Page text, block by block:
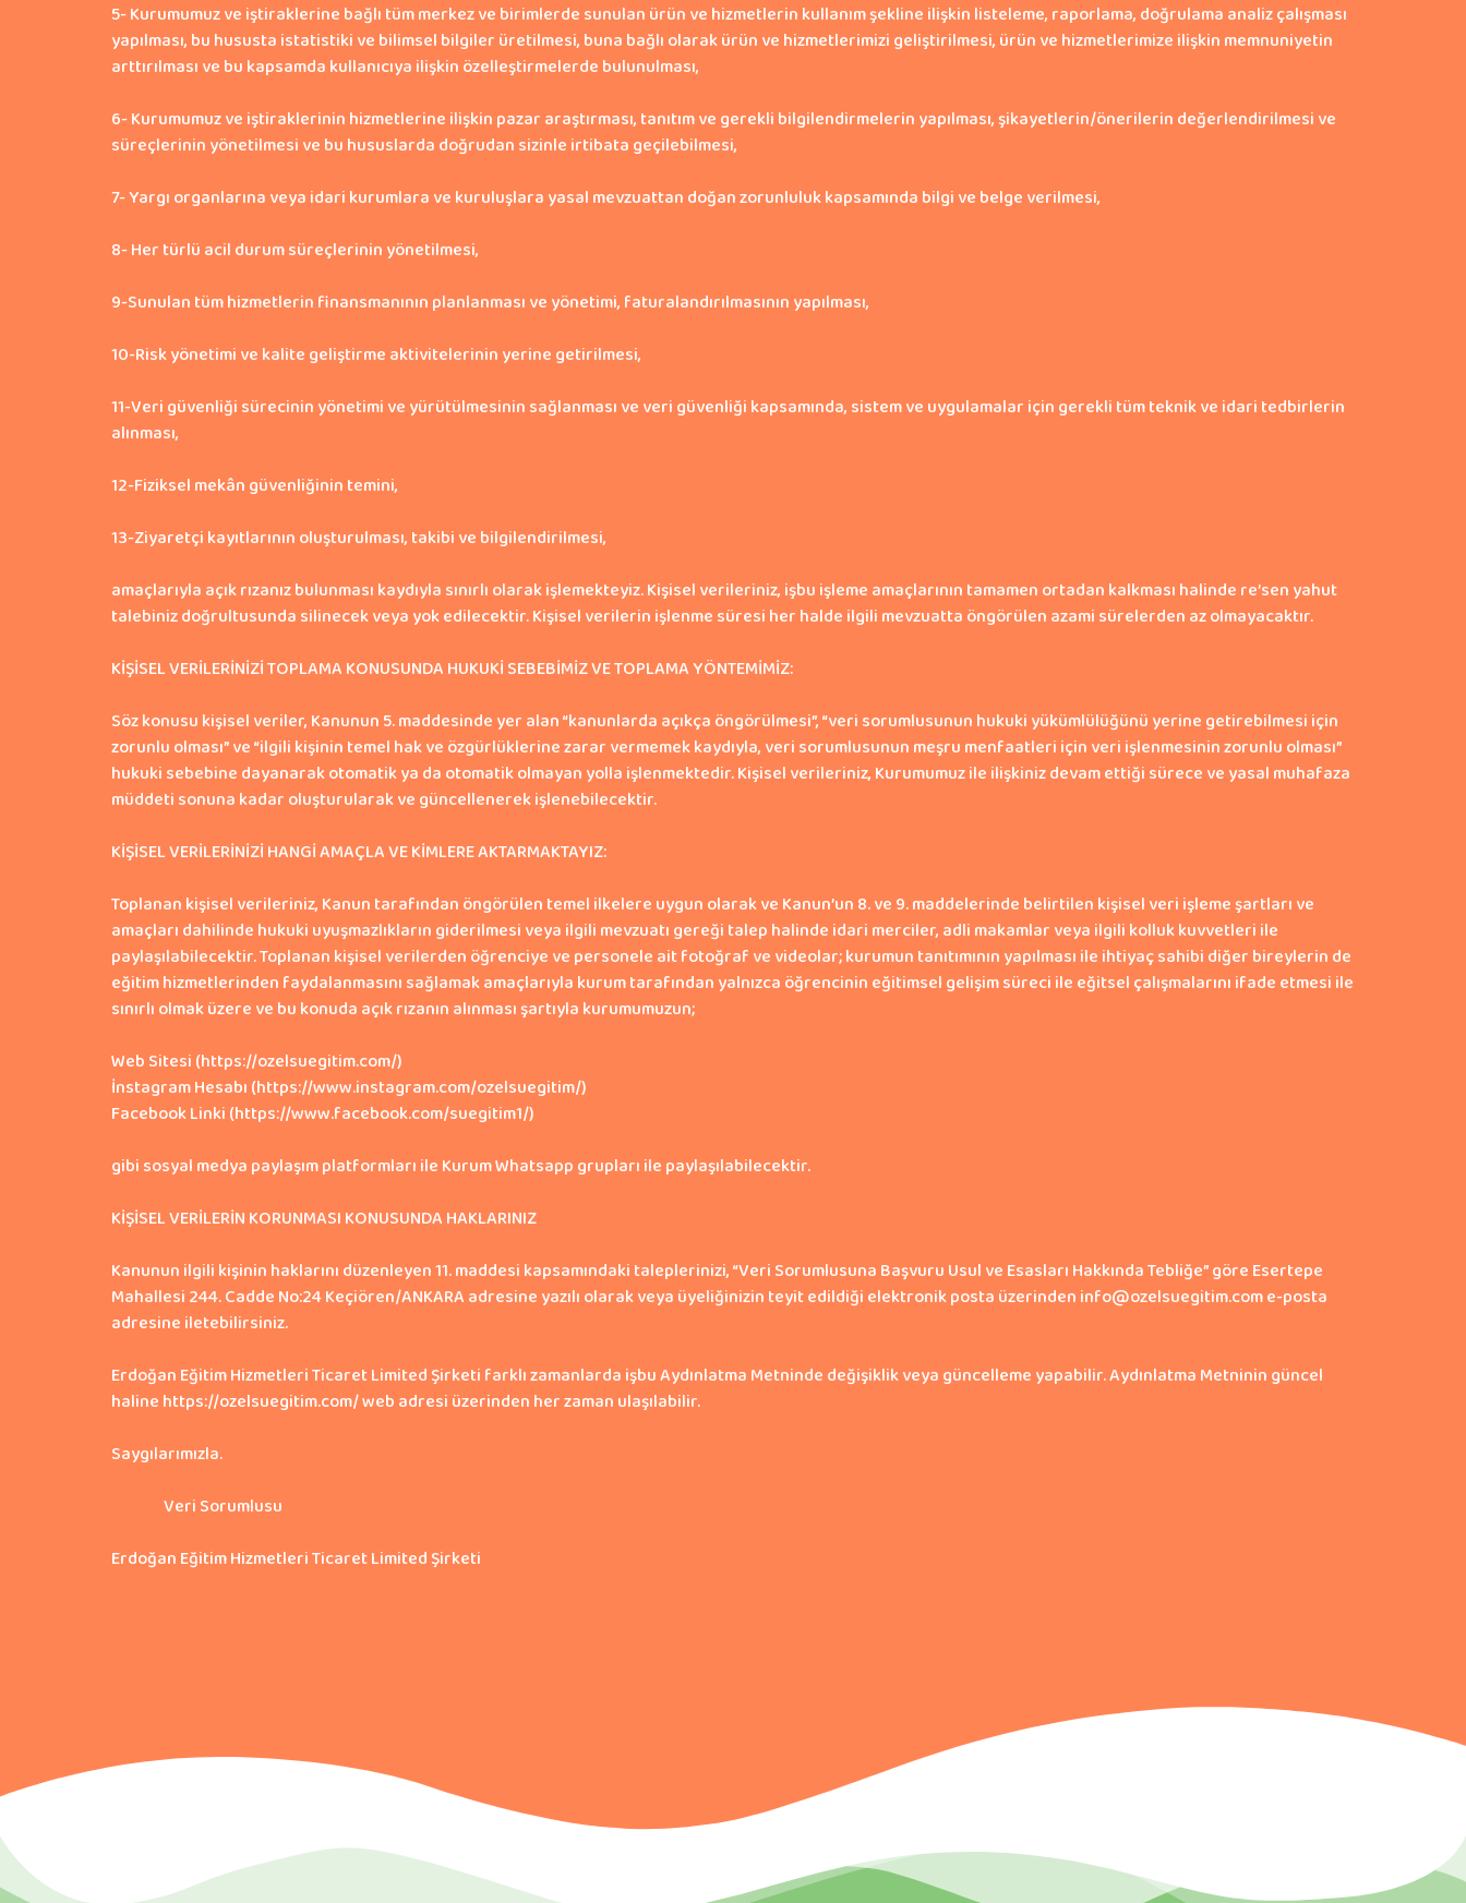
5- Kurumumuz ve iştiraklerine bağlı tüm merkez ve birimlerde sunulan ürün ve hizmetlerin kullanım şekline ilişkin listeleme, raporlama, doğrulama analiz çalışması
yapılması, bu hususta istatistiki ve bilimsel bilgiler üretilmesi, buna bağlı olarak ürün ve hizmetlerimizi geliştirilmesi, ürün ve hizmetlerimize ilişkin memnuniyetin
arttırılması ve bu kapsamda kullanıcıya ilişkin özelleştirmelerde bulunulması,
6- Kurumumuz ve iştiraklerinin hizmetlerine ilişkin pazar araştırması, tanıtım ve gerekli bilgilendirmelerin yapılması, şikayetlerin/önerilerin değerlendirilmesi ve
süreçlerinin yönetilmesi ve bu hususlarda doğrudan sizinle irtibata geçilebilmesi,
7- Yargı organlarına veya idari kurumlara ve kuruluşlara yasal mevzuattan doğan zorunluluk kapsamında bilgi ve belge verilmesi,
8- Her türlü acil durum süreçlerinin yönetilmesi,
9-Sunulan tüm hizmetlerin finansmanının planlanması ve yönetimi, faturalandırılmasının yapılması,
10-Risk yönetimi ve kalite geliştirme aktivitelerinin yerine getirilmesi,
11-Veri güvenliği sürecinin yönetimi ve yürütülmesinin sağlanması ve veri güvenliği kapsamında, sistem ve uygulamalar için gerekli tüm teknik ve idari tedbirlerin
alınması,
12-Fiziksel mekân güvenliğinin temini,
13-Ziyaretçi kayıtlarının oluşturulması, takibi ve bilgilendirilmesi,
amaçlarıyla açık rızanız bulunması kaydıyla sınırlı olarak işlemekteyiz. Kişisel verileriniz, işbu işleme amaçlarının tamamen ortadan kalkması halinde re’sen yahut
talebiniz doğrultusunda silinecek veya yok edilecektir. Kişisel verilerin işlenme süresi her halde ilgili mevzuatta öngörülen azami sürelerden az olmayacaktır.
KİŞİSEL VERİLERİNİZİ TOPLAMA KONUSUNDA HUKUKİ SEBEBİMİZ VE TOPLAMA YÖNTEMİMİZ:
Söz konusu kişisel veriler, Kanunun 5. maddesinde yer alan “kanunlarda açıkça öngörülmesi”, “veri sorumlusunun hukuki yükümlülüğünü yerine getirebilmesi için
zorunlu olması” ve “ilgili kişinin temel hak ve özgürlüklerine zarar vermemek kaydıyla, veri sorumlusunun meşru menfaatleri için veri işlenmesinin zorunlu olması”
hukuki sebebine dayanarak otomatik ya da otomatik olmayan yolla işlenmektedir. Kişisel verileriniz, Kurumumuz ile ilişkiniz devam ettiği sürece ve yasal muhafaza
müddeti sonuna kadar oluşturularak ve güncellenerek işlenebilecektir.
KİŞİSEL VERİLERİNİZİ HANGİ AMAÇLA VE KİMLERE AKTARMAKTAYIZ:
Toplanan kişisel verileriniz, Kanun tarafından öngörülen temel ilkelere uygun olarak ve Kanun’un 8. ve 9. maddelerinde belirtilen kişisel veri işleme şartları ve
amaçları dahilinde hukuki uyuşmazlıkların giderilmesi veya ilgili mevzuatı gereği talep halinde idari merciler, adli makamlar veya ilgili kolluk kuvvetleri ile
paylaşılabilecektir. Toplanan kişisel verilerden öğrenciye ve personele ait fotoğraf ve videolar; kurumun tanıtımının yapılması ile ihtiyaç sahibi diğer bireylerin de
eğitim hizmetlerinden faydalanmasını sağlamak amaçlarıyla kurum tarafından yalnızca öğrencinin eğitimsel gelişim süreci ile eğitsel çalışmalarını ifade etmesi ile
sınırlı olmak üzere ve bu konuda açık rızanın alınması şartıyla kurumumuzun;
Web Sitesi (https://ozelsuegitim.com/)
İnstagram Hesabı (https://www.instagram.com/ozelsuegitim/)
Facebook Linki (https://www.facebook.com/suegitim1/)
gibi sosyal medya paylaşım platformları ile Kurum Whatsapp grupları ile paylaşılabilecektir.
KİŞİSEL VERİLERİN KORUNMASI KONUSUNDA HAKLARINIZ
Kanunun ilgili kişinin haklarını düzenleyen 11. maddesi kapsamındaki taleplerinizi, “Veri Sorumlusuna Başvuru Usul ve Esasları Hakkında Tebliğe” göre Esertepe
Mahallesi 244. Cadde No:24 Keçiören/ANKARA adresine yazılı olarak veya üyeliğinizin teyit edildiği elektronik posta üzerinden info@ozelsuegitim.com e-posta
adresine iletebilirsiniz.
Erdoğan Eğitim Hizmetleri Ticaret Limited Şirketi farklı zamanlarda işbu Aydınlatma Metninde değişiklik veya güncelleme yapabilir. Aydınlatma Metninin güncel
haline https://ozelsuegitim.com/ web adresi üzerinden her zaman ulaşılabilir.
Saygılarımızla.
Veri Sorumlusu
Erdoğan Eğitim Hizmetleri Ticaret Limited Şirketi